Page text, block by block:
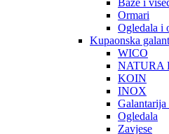
Baze i
Ormari
Ogledala i
Kupaonska
WICO
NATURA
KOIN
INOX
Ogledala
Zavjese